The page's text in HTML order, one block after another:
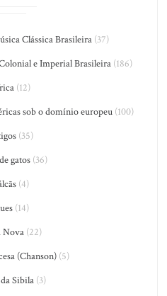
Clássica Brasileira (37)
e Imperial Brasileira (186)
(12)
sob o domínio europeu(100)
(35)
gatos (36)
(4)
(14)
Nova (22)
(Chanson)(5)
Sibila(3)